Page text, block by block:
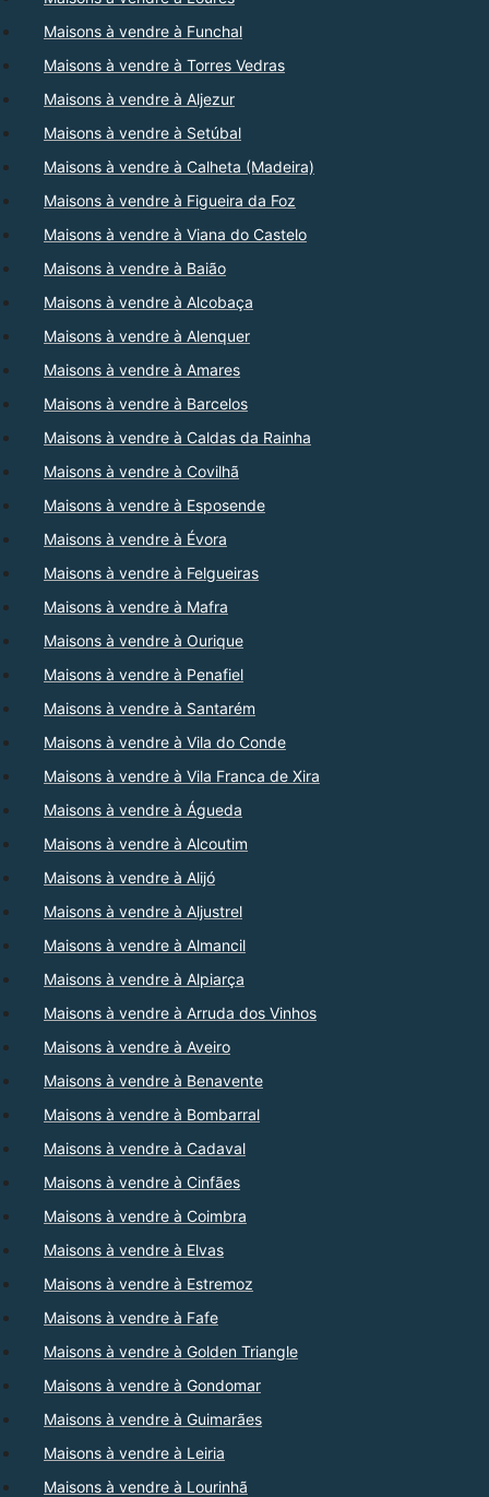
Maisons à vendre à Funchal
Maisons à vendre à Torres Vedras
Maisons à vendre à Aljezur
Maisons à vendre à Setúbal
Maisons à vendre à Calheta (Madeira)
Maisons à vendre à Figueira da Foz
Maisons à vendre à Viana do Castelo
Maisons à vendre à Baião
Maisons à vendre à Alcobaça
Maisons à vendre à Alenquer
Maisons à vendre à Amares
Maisons à vendre à Barcelos
Maisons à vendre à Caldas da Rainha
Maisons à vendre à Covilhã
Maisons à vendre à Esposende
Maisons à vendre à Évora
Maisons à vendre à Felgueiras
Maisons à vendre à Mafra
Maisons à vendre à Ourique
Maisons à vendre à Penafiel
Maisons à vendre à Santarém
Maisons à vendre à Vila do Conde
Maisons à vendre à Vila Franca de Xira
Maisons à vendre à Águeda
Maisons à vendre à Alcoutim
Maisons à vendre à Alijó
Maisons à vendre à Aljustrel
Maisons à vendre à Almancil
Maisons à vendre à Alpiarça
Maisons à vendre à Arruda dos Vinhos
Maisons à vendre à Aveiro
Maisons à vendre à Benavente
Maisons à vendre à Bombarral
Maisons à vendre à Cadaval
Maisons à vendre à Cinfães
Maisons à vendre à Coimbra
Maisons à vendre à Elvas
Maisons à vendre à Estremoz
Maisons à vendre à Fafe
Maisons à vendre à Golden Triangle
Maisons à vendre à Gondomar
Maisons à vendre à Guimarães
Maisons à vendre à Leiria
Maisons à vendre à Lourinhã